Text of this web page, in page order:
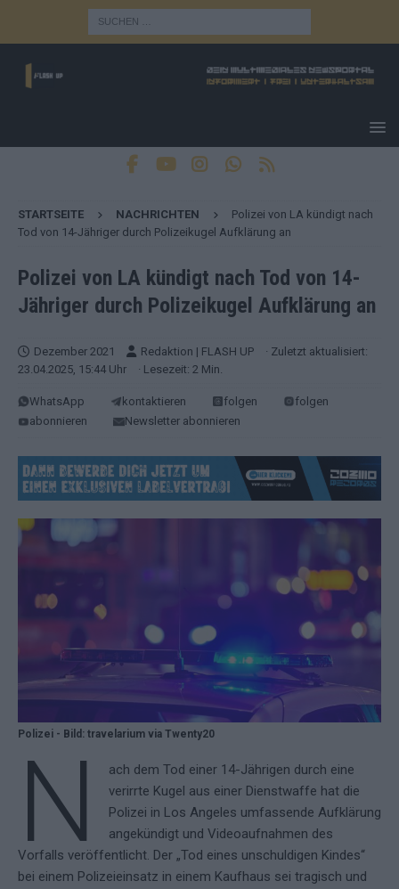
STARTSEITE NACHRICHTEN
Polizei von LA kündigt nach
Tod von 14-Jähriger durch Polizeikugel Aufklärung an
Polizei von LA kündigt nach Tod von 14-
Jähriger durch Polizeikugel Aufklärung an
Dezember 2021 Redaktion | FLASH UP
· Zuletzt aktualisiert:
23.04.2025, 15:44 Uhr
· Lesezeit: 2 Min.
WhatsApp kontaktieren folgen
folgen
abonnieren
Newsletter abonnieren
Polizei - Bild: travelarium via Twenty20
N
ach dem Tod einer 14-Jährigen durch eine
verirrte Kugel aus einer Dienstwaffe hat die
Polizei in Los Angeles umfassende Aufklärung
angekündigt und Videoaufnahmen des
Vorfalls veröffentlicht. Der „Tod eines unschuldigen Kindes“
bei einem Polizeieinsatz in einem Kaufhaus sei tragisch und